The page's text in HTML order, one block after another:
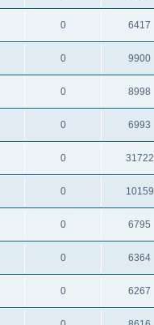
0 6417
0 9900
0 8998
0 6993
0 31722
0 10159
0 6795
0 6364
0 6267